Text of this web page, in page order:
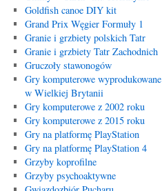
Goldfish canoe DIY kit
Grand Prix Węgier Formuły 1
Granie i grzbiety polskich Tatr
Granie i grzbiety Tatr Zachodnich
Gruczoły stawonogów
Gry komputerowe wyprodukowane
w Wielkiej Brytanii
Gry komputerowe z 2002 roku
Gry komputerowe z 2015 roku
Gry na platformę PlayStation
Gry na platformę PlayStation 4
Grzyby koprofilne
Grzyby psychoaktywne